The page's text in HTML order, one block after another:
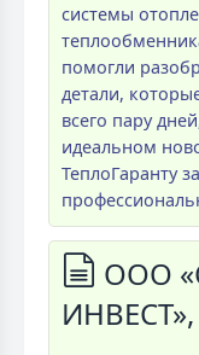
системы
помогли
детали,
всего пару
идеальном
ТеплоГаранту
ООО